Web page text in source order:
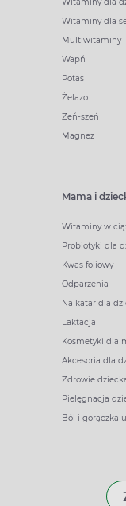
Witaminy dla
Witaminy dla
Multiwitaminy
Wapń
Potas
Żelazo
Żeń-szeń
Magnez
Mama i
Witaminy w
Probiotyki dla
Kwas foliowy
Odparzenia
Na katar dla
Laktacja
Kosmetyki dla
Akcesoria dla
Zdrowie
Pielęgnacja
Ból i gorączka